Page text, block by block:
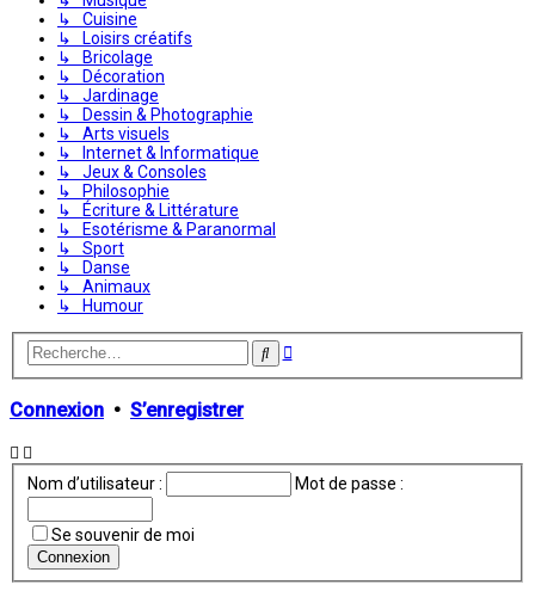
↳ Cuisine
↳ Loisirs créatifs
↳ Bricolage
↳ Décoration
↳ Jardinage
↳ Dessin & Photographie
↳ Arts visuels
↳ Internet & Informatique
↳ Jeux & Consoles
↳ Philosophie
↳ Écriture & Littérature
↳ Esotérisme & Paranormal
↳ Sport
↳ Danse
↳ Animaux
↳ Humour
Rechercher
Recherche
Connexion • S’enregistrer
Nom d’utilisateur : Mot de passe :
Se souvenir de moi